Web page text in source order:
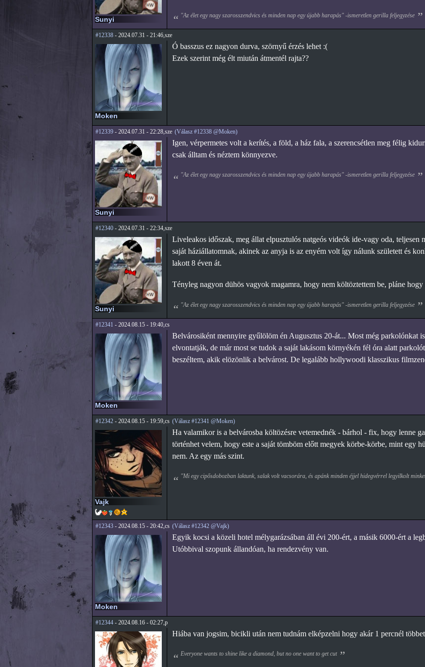
Sunyi
"Az élet egy nagy szarosszendvics és minden nap egy újabb harapás" -ismeretlen gerilla feljegyzése
#12338- 2024.07.31 - 21:46,sze
Moken
Ó basszus ez nagyon durva, szörnyű érzés lehet :(
Ezek szerint még élt miután átmentél rajta??
#12339- 2024.07.31 - 22:28,sze (Válasz #12338 @Moken)
Sunyi
Igen, vérpermetes volt a kerítés, a föld, a ház fala, a szerencsétlen meg félig
csak álltam és néztem könnyezve.
"Az élet egy nagy szarosszendvics és minden nap egy újabb harapás" -ismeretlen gerilla feljegyzése
#12340- 2024.07.31 - 22:34,sze
Sunyi
Liveleakos időszak, meg állat elpusztulós natgeós videók ide-vagy oda, teljesen
saját háziállatomnak, akinek az anyja is az enyém volt így nálunk született és
lakott 8 éven át.
Tényleg nagyon dühös vagyok magamra, hogy nem költöztettem be, pláne
"Az élet egy nagy szarosszendvics és minden nap egy újabb harapás" -ismeretlen gerilla feljegyzése
#12341 - 2024.08.15 - 19:40,cs
Moken
Belvárosiként mennyire gyűlölöm én Augusztus 20-át... Most még parkolónkat
elvontatják, de már most se tudok a saját lakásom környékén fél óra alatt
beszéltem, akik elözönlik a belvárost. De legalább hollywoodi klasszikus
#12342- 2024.08.15 - 19:59,cs (Válasz #12341 @Moken)
Vajk
Ha valamikor is a belvárosba költözésre vetemednék - bárhol - fix, hogy lenne
történhet velem, hogy este a saját tömböm előtt megyek körbe-körbe, mint egy
nem. Az egy más szint.
"Mi egy cipősdobozban laktunk, salak volt vacsorára, és apánk minden éjjel hidegvérrel legyilkolt
#12343- 2024.08.15 - 20:42,cs (Válasz #12342 @Vajk)
Moken
Egyik kocsi a közeli hotel mélygarázsában áll évi 200-ért, a másik 6000-ért a
Utóbbival szopunk állandóan, ha rendezvény van.
#12344- 2024.08.16 - 02:27,p
Hiába van jogsim, bicikli után nem tudnám elképzelni hogy akár 1 percnél
Everyone wants to shine like a diamond, but no one want to get cut